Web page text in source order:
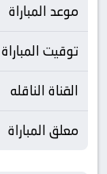
موعد المباراة
توقيت المباراة
القناة الناقله
معلق المباراة